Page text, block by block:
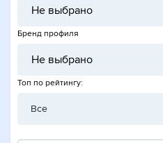
Не выбрано
Бренд профиля
Не выбрано
Топ по рейтингу:
Все